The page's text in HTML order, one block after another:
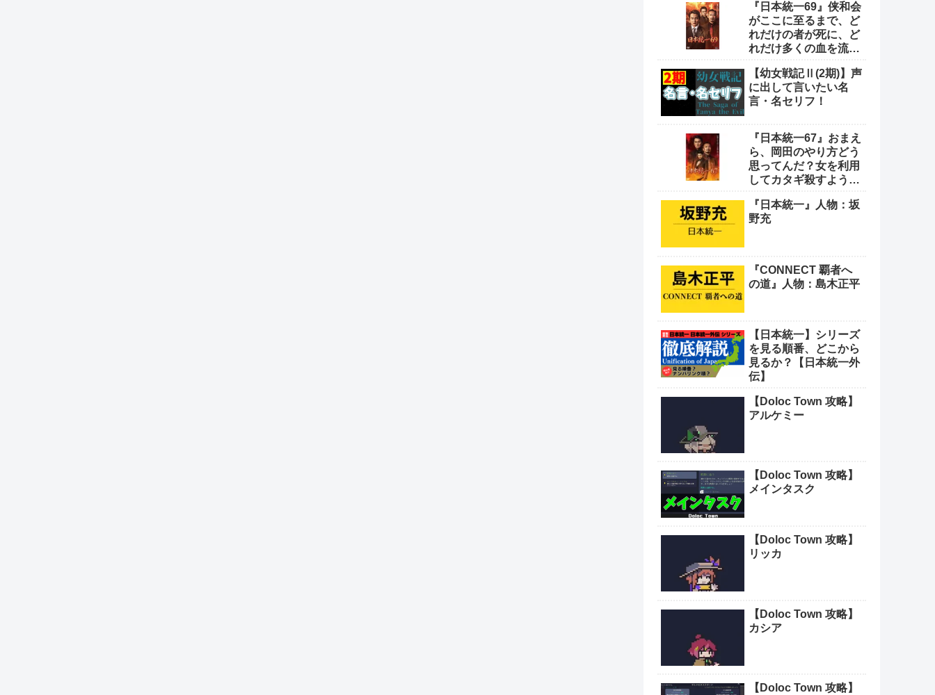
『日本統一69』侠和会
がここに至るまで、ど
れだけの者が死に、ど
れだけ多くの血を流し
や！
【幼女戦記Ⅱ(2期)】声
に出して言いたい名
言・名セリフ！
『日本統一67』おまえ
ら、岡田のやり方どう
思ってんだ？女を利用
してカタギ殺すような
『日本統一』人物：坂
野充
『CONNECT 覇者へ
の道』人物：島木正平
【日本統一】シリーズ
を見る順番、どこから
見るか？【日本統一外
伝】
【Doloc Town 攻略】
アルケミー
【Doloc Town 攻略】
メインタスク
【Doloc Town 攻略】
リッカ
【Doloc Town 攻略】
カシア
【Doloc Town 攻略】